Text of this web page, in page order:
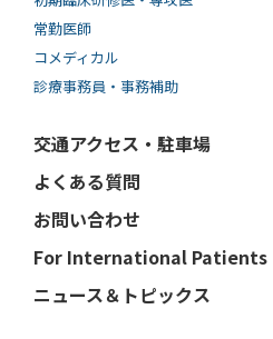
常勤医師
コメディカル
診療事務員・事務補助
交通アクセス・駐車場
よくある質問
お問い合わせ
For International Patients
ニュース＆トピックス